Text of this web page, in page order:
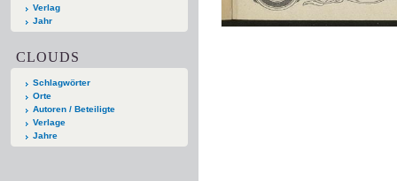
Verlag
Jahr
CLOUDS
Schlagwörter
Orte
Autoren / Beteiligte
Verlage
Jahre